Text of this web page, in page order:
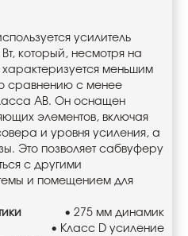
усилитель
который, несмотря на
меньшим
сравнению с менее
AB. Он оснащен
элементов, включая
и уровня усиления, а
Это позволяет сабвуферу
с другими
и помещением для
• 275 мм динамик
• Класс D усиление